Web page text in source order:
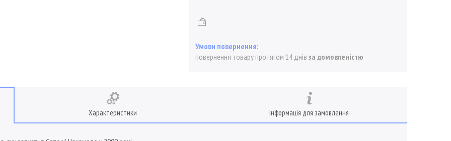
повернення товару протягом 14 днів за домовленістю
Характеристики Інформація для замовлення